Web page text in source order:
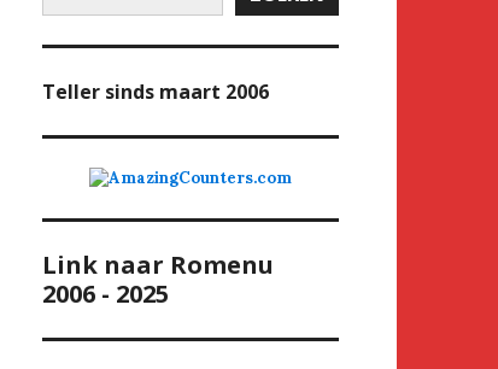
Teller sinds maart 2006
Link naar Romenu
2006 - 2025